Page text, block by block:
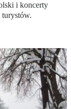
i koncerty
turystów.